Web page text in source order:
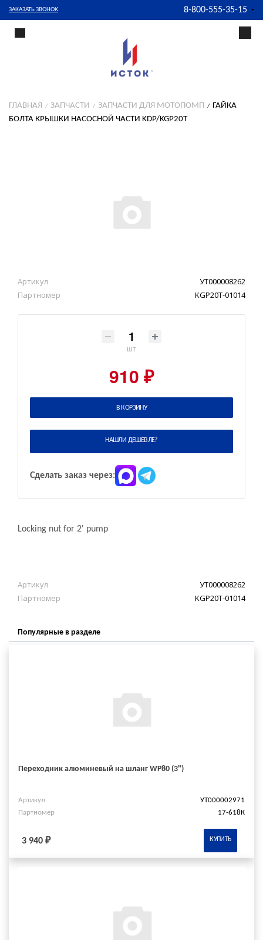
ЗАКАЗАТЬ ЗВОНОК 8-800-555-35-15
ГЛАВНАЯ ЗАПЧАСТИ ЗАПЧАСТИ ДЛЯ МОТОПОМП
ГАЙКА
БОЛТА КРЫШКИ НАСОСНОЙ ЧАСТИ KDP/KGP20T
Артикул
УТ000008262
Партномер
KGP20T-01014
шт
910 ₽
В КОРЗИНУ
НАШЛИ ДЕШЕВЛЕ?
Сделать заказ через:
Locking nut for 2' pump
Артикул
УТ000008262
Партномер
KGP20T-01014
Популярные в разделе
Переходник алюминевый на шланг WP80 (3")
Артикул
УТ000002971
Партномер
17-618К
3 940 ₽ КУПИТЬ